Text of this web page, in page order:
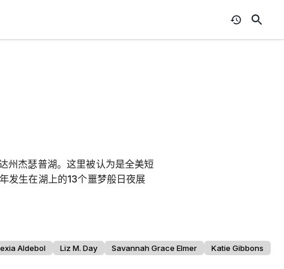
州杰瑟普湖。这里被认为是全美短
发生在湖上的13个噩梦般日夜展
Aldebol Liz M. Day Savannah Grace Elmer Katie Gibbons